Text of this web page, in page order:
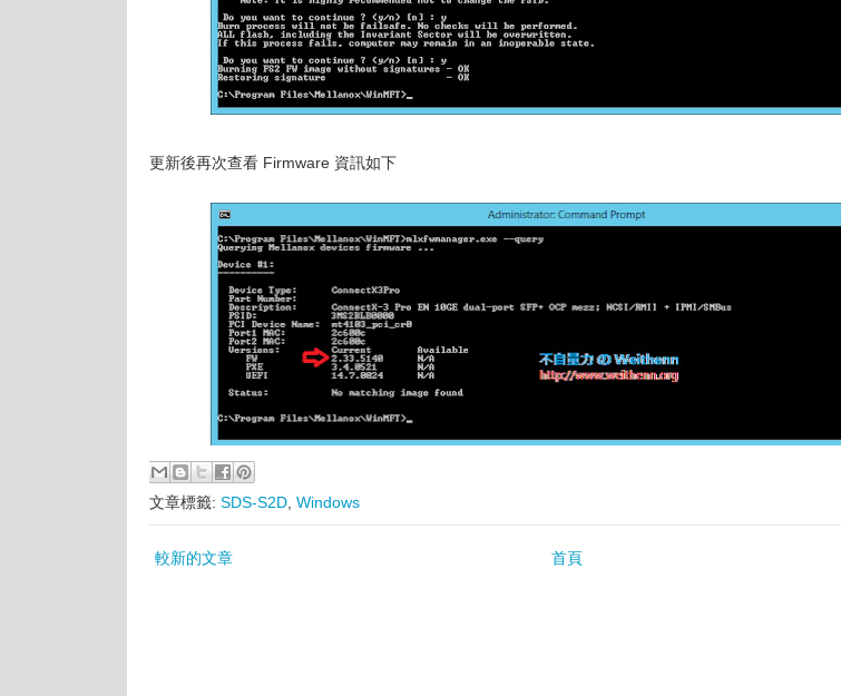
更新後再次查看 Firmware 資訊如下
文章標籤: SDS-S2D Windows
較新的文章 首頁